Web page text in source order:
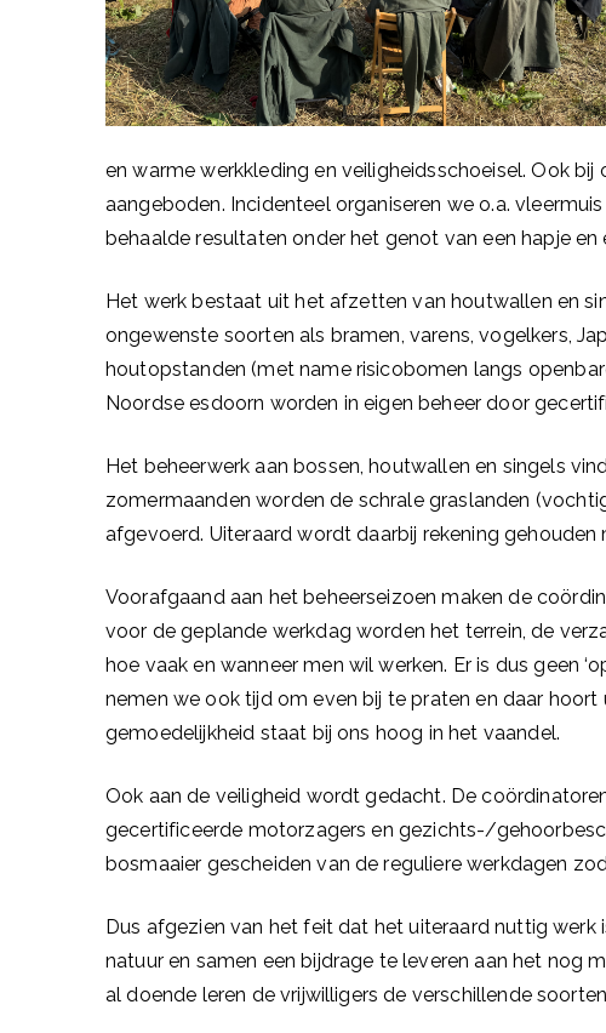
en warme werkkleding en veiligheidsschoeisel. Ook
aangeboden. Incidenteel organiseren we o.a.
behaalde resultaten onder het genot van een hapje en
Het werk bestaat uit het afzetten van houtwallen en
ongewenste soorten als bramen, varens, vogelkers,
houtopstanden (met name risicobomen langs
Noordse esdoorn worden in eigen beheer door
Het beheerwerk aan bossen, houtwallen en singels
zomermaanden worden de schrale graslanden
afgevoerd. Uiteraard wordt daarbij rekening
Voorafgaand aan het beheerseizoen maken de
voor de geplande werkdag worden het terrein, de
hoe vaak en wanneer men wil werken. Er is dus geen
nemen we ook tijd om even bij te praten en daar
gemoedelijkheid staat bij ons hoog in het vaandel.
Ook aan de veiligheid wordt gedacht. De
gecertificeerde motorzagers en gezichts-/
bosmaaier gescheiden van de reguliere werkdagen
Dus afgezien van het feit dat het uiteraard nuttig werk
natuur en samen een bijdrage te leveren aan het nog
al doende leren de vrijwilligers de verschillende